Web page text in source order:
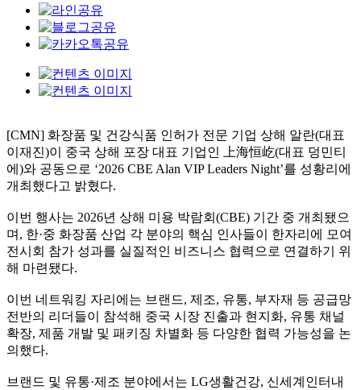
[CMN] 화장품 및 건강식품 인허가 전문 기업 상해 알란(대표
이재진)이 중국 상해 포장 대표 기업인 上海恒屹(대표 덩민티
에)와 공동으로 ‘2026 CBE Alan VIP Leaders Night’를 성황리에
개최했다고 밝혔다.
이번 행사는 2026년 상해 미용 박람회(CBE) 기간 중 개최됐으
며, 한·중 화장품 산업 각 분야의 핵심 인사들이 한자리에 모여
전시회 참가 성과를 실질적인 비즈니스 협력으로 연결하기 위
해 마련됐다.
이번 네트워킹 자리에는 브랜드, 제조, 유통, 부자재 등 공급망
전반의 리더들이 참석해 중국 시장 진출과 현지화, 유통 채널
확장, 제품 개발 및 패키징 차별화 등 다양한 협력 가능성을 논
의했다.
브랜드 및 유통·제조 분야에서는 LG생활건강, 신세계인터내